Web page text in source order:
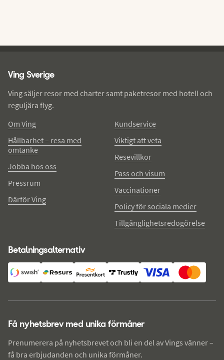
Ving Sverige
Ving säljer resor med charter samt paketresor med hotell och
reguljära flyg.
Om Ving
Hållbarhet – resa med
omtanke
Jobba hos oss
Pressrum
Därför Ving
Kundservice
Viktigt att veta
Resevillkor
Pass och visum
Vaccinationer
Policy för sociala medier
Tillgänglighetsredogörelse
Betalningsalternativ
Få nyhetsbrev med unika förmåner
Prenumerera på nyhetsbrevet och bli en del av Vings vänner –
få bra erbjudanden och unika förmåner.